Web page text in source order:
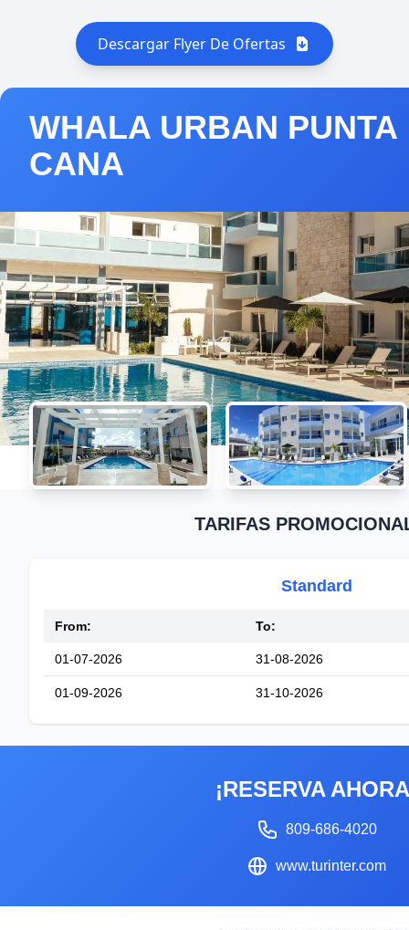
Descargar Flyer De Ofertas
WHALA URBAN PUNTA
CANA
TARIFAS
Standard
From: To:
01-07-2026 31-08-2026
01-09-2026 31-10-2026
¡RESERVA
809-686-4020
www.turinter.com